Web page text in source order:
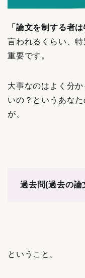
「論文を制する者
言われるくらい、
重要です。
大事なのはよく分
いの？というあな
が、
過去問(過去の論
ということ。